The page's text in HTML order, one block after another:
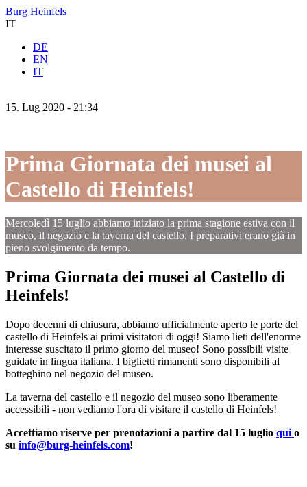
Burg Heinfels
IT
DE
EN
IT
15. Lug 2020 - 21:34
Prima Giornata dei musei al
Castello di Heinfels!
Mercoledì 15 luglio abbiamo iniziato la prima stagione estiva con il
museo, il negozio e la taverna del castello. I preparativi erano già in
pieno svolgimento da tempo.
Prima Giornata dei musei al Castello di
Heinfels!
Dopo decenni di chiusura, abbiamo ufficialmente aperto le porte del
castello di Heinfels ai primi visitatori di oggi! Siamo lieti dell'enorme
interesse suscitato il primo giorno del museo! Sono possibili visite
guidate in lingua italiana. I biglietti rimanenti sono disponibili al
botteghino nel negozio del museo.
La taverna del castello e il negozio del museo sono liberamente
accessibili - non vediamo l'ora di visitare il castello di Heinfels!
Accettiamo riserve per prenotazioni a partire dal 15 luglio qui o
su info@burg-heinfels.com!